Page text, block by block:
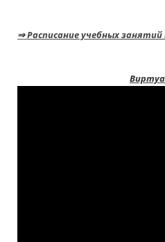
⇒Расписание учебных